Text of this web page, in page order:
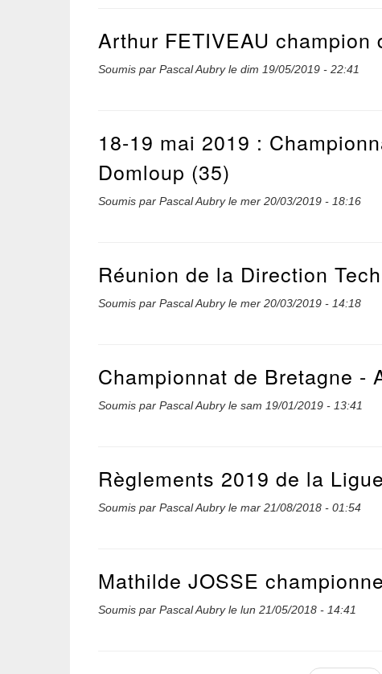
Arthur FETIVEAU
Soumis par Pascal Aubryle dim 19/05/2019 - 22:41
18-19 mai 2019 :
Domloup (35)
Soumis par Pascal Aubryle mer 20/03/2019 - 18:16
Réunion de la Direction
Soumis par Pascal Aubryle mer 20/03/2019 - 14:18
Championnat de Bretagne -
Soumis par Pascal Aubryle sam 19/01/2019 - 13:41
Règlements 2019 de la
Soumis par Pascal Aubryle mar 21/08/2018 - 01:54
Mathilde JOSSE
Soumis par Pascal Aubryle lun 21/05/2018 - 14:41